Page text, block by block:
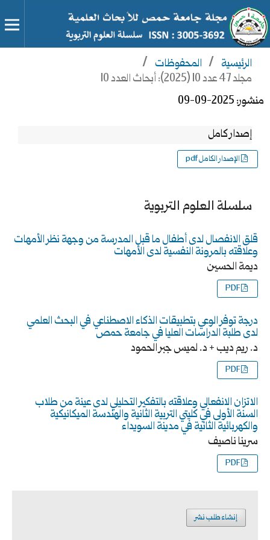
الرئيسية / المحفوظات /
مجلد 47 عدد 10 (2025): أبحاث العدد 10
منشور: 2025-09-09
إصدار كامل
الإصدار الكامل pdf
سلسلة العلوم التربوية
قلق الانفصال لدى أطفال ما قبل المدرسة من وجهة نظر الأمهات
وعلاقته بالمرونة النفسية لدى الأمهات
ديمة الحسين
PDF
درجة توفر الوعي بتطبيقات الذكاء الاصطناعي في البحث العلمي
لدى طلبة الدراسات العليا في جامعة حمص
د. ريم ديب + د. لميس جبر الحمود
PDF
الاتزان الانفعالي وعلاقته بالتفكير التحليلي لدى عينة من طلاب
السنة الأولى في كليتي التربية الثانية والهندسة الميكانيكية
والكهربائية الثانية في مدينة السويداء
سرينا ناصيف
PDF
إنشاء طلب نشر